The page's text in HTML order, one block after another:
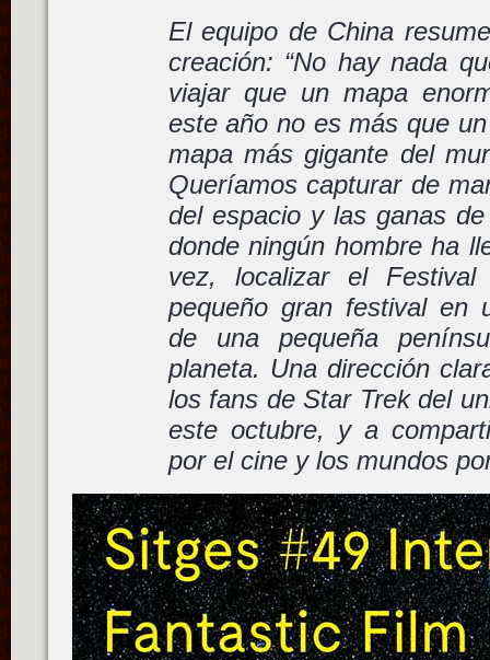
El equipo de China
creación: “No hay nada
viajar que un mapa
este año no es más que
mapa más gigante del
Queríamos capturar de
del espacio y las ganas
donde ningún hombre ha
vez, localizar el
pequeño gran festival en
de una pequeña
planeta. Una dirección
los fans de Star Trek del
este octubre, y a
por el cine y los mundos